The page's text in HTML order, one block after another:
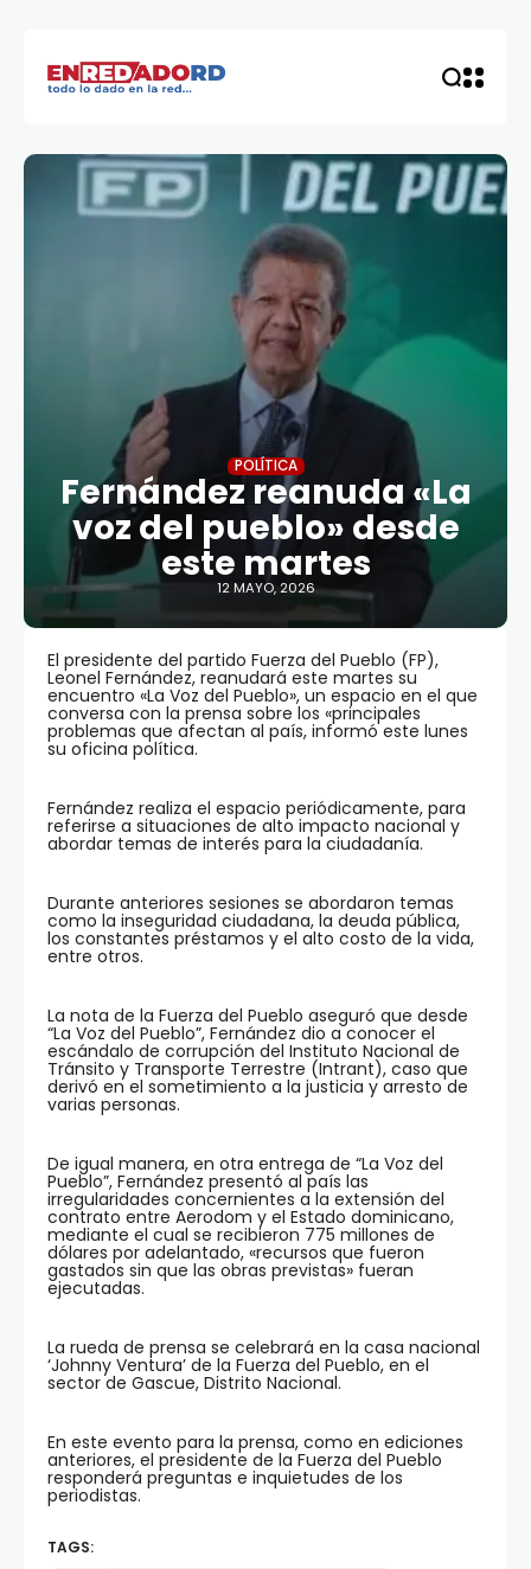
POLÍTICA
Fernández reanuda «La
voz del pueblo» desde
este martes
12 MAYO, 2026
El presidente del partido Fuerza del Pueblo (FP),
Leonel Fernández, reanudará este martes su
encuentro «La Voz del Pueblo», un espacio en el que
conversa con la prensa sobre los «principales
problemas que afectan al país, informó este lunes
su oficina política.
Fernández realiza el espacio periódicamente, para
referirse a situaciones de alto impacto nacional y
abordar temas de interés para la ciudadanía.
Durante anteriores sesiones se abordaron temas
como la inseguridad ciudadana, la deuda pública,
los constantes préstamos y el alto costo de la vida,
entre otros.
La nota de la Fuerza del Pueblo aseguró que desde
“La Voz del Pueblo”, Fernández dio a conocer el
escándalo de corrupción del Instituto Nacional de
Tránsito y Transporte Terrestre (Intrant), caso que
derivó en el sometimiento a la justicia y arresto de
varias personas.
De igual manera, en otra entrega de “La Voz del
Pueblo”, Fernández presentó al país las
irregularidades concernientes a la extensión del
contrato entre Aerodom y el Estado dominicano,
mediante el cual se recibieron 775 millones de
dólares por adelantado, «recursos que fueron
gastados sin que las obras previstas» fueran
ejecutadas.
La rueda de prensa se celebrará en la casa nacional
‘Johnny Ventura’ de la Fuerza del Pueblo, en el
sector de Gascue, Distrito Nacional.
En este evento para la prensa, como en ediciones
anteriores, el presidente de la Fuerza del Pueblo
responderá preguntas e inquietudes de los
periodistas.
TAGS: